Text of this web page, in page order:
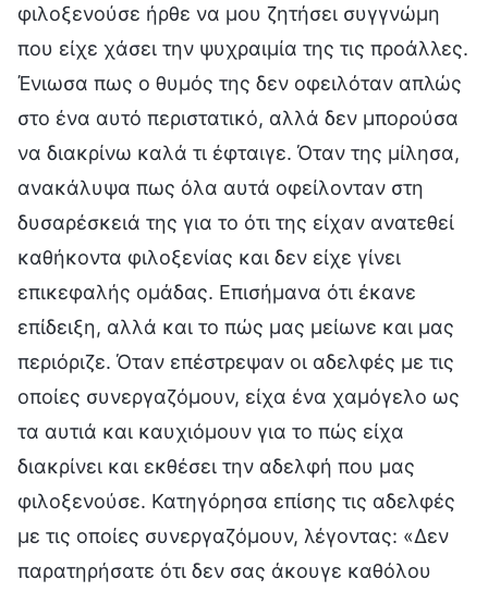
φιλοξενούσε ήρθε να μου ζητήσει συγγνώμη
που είχε χάσει την ψυχραιμία της τις προάλλες.
Ένιωσα πως ο θυμός της δεν οφειλόταν απλώς
στο ένα αυτό περιστατικό, αλλά δεν μπορούσα
να διακρίνω καλά τι έφταιγε. Όταν της μίλησα,
ανακάλυψα πως όλα αυτά οφείλονταν στη
δυσαρέσκειά της για το ότι της είχαν ανατεθεί
καθήκοντα φιλοξενίας και δεν είχε γίνει
επικεφαλής ομάδας. Επισήμανα ότι έκανε
επίδειξη, αλλά και το πώς μας μείωνε και μας
περιόριζε. Όταν επέστρεψαν οι αδελφές με τις
οποίες συνεργαζόμουν, είχα ένα χαμόγελο ως
τα αυτιά και καυχιόμουν για το πώς είχα
διακρίνει και εκθέσει την αδελφή που μας
φιλοξενούσε. Κατηγόρησα επίσης τις αδελφές
με τις οποίες συνεργαζόμουν, λέγοντας: «Δεν
παρατηρήσατε ότι δεν σας άκουγε καθόλου